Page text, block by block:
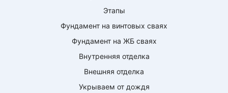
Этапы
Фундамент на винтовых сваях
Фундамент на ЖБ сваях
Внутренняя отделка
Внешняя отделка
Укрываем от дождя